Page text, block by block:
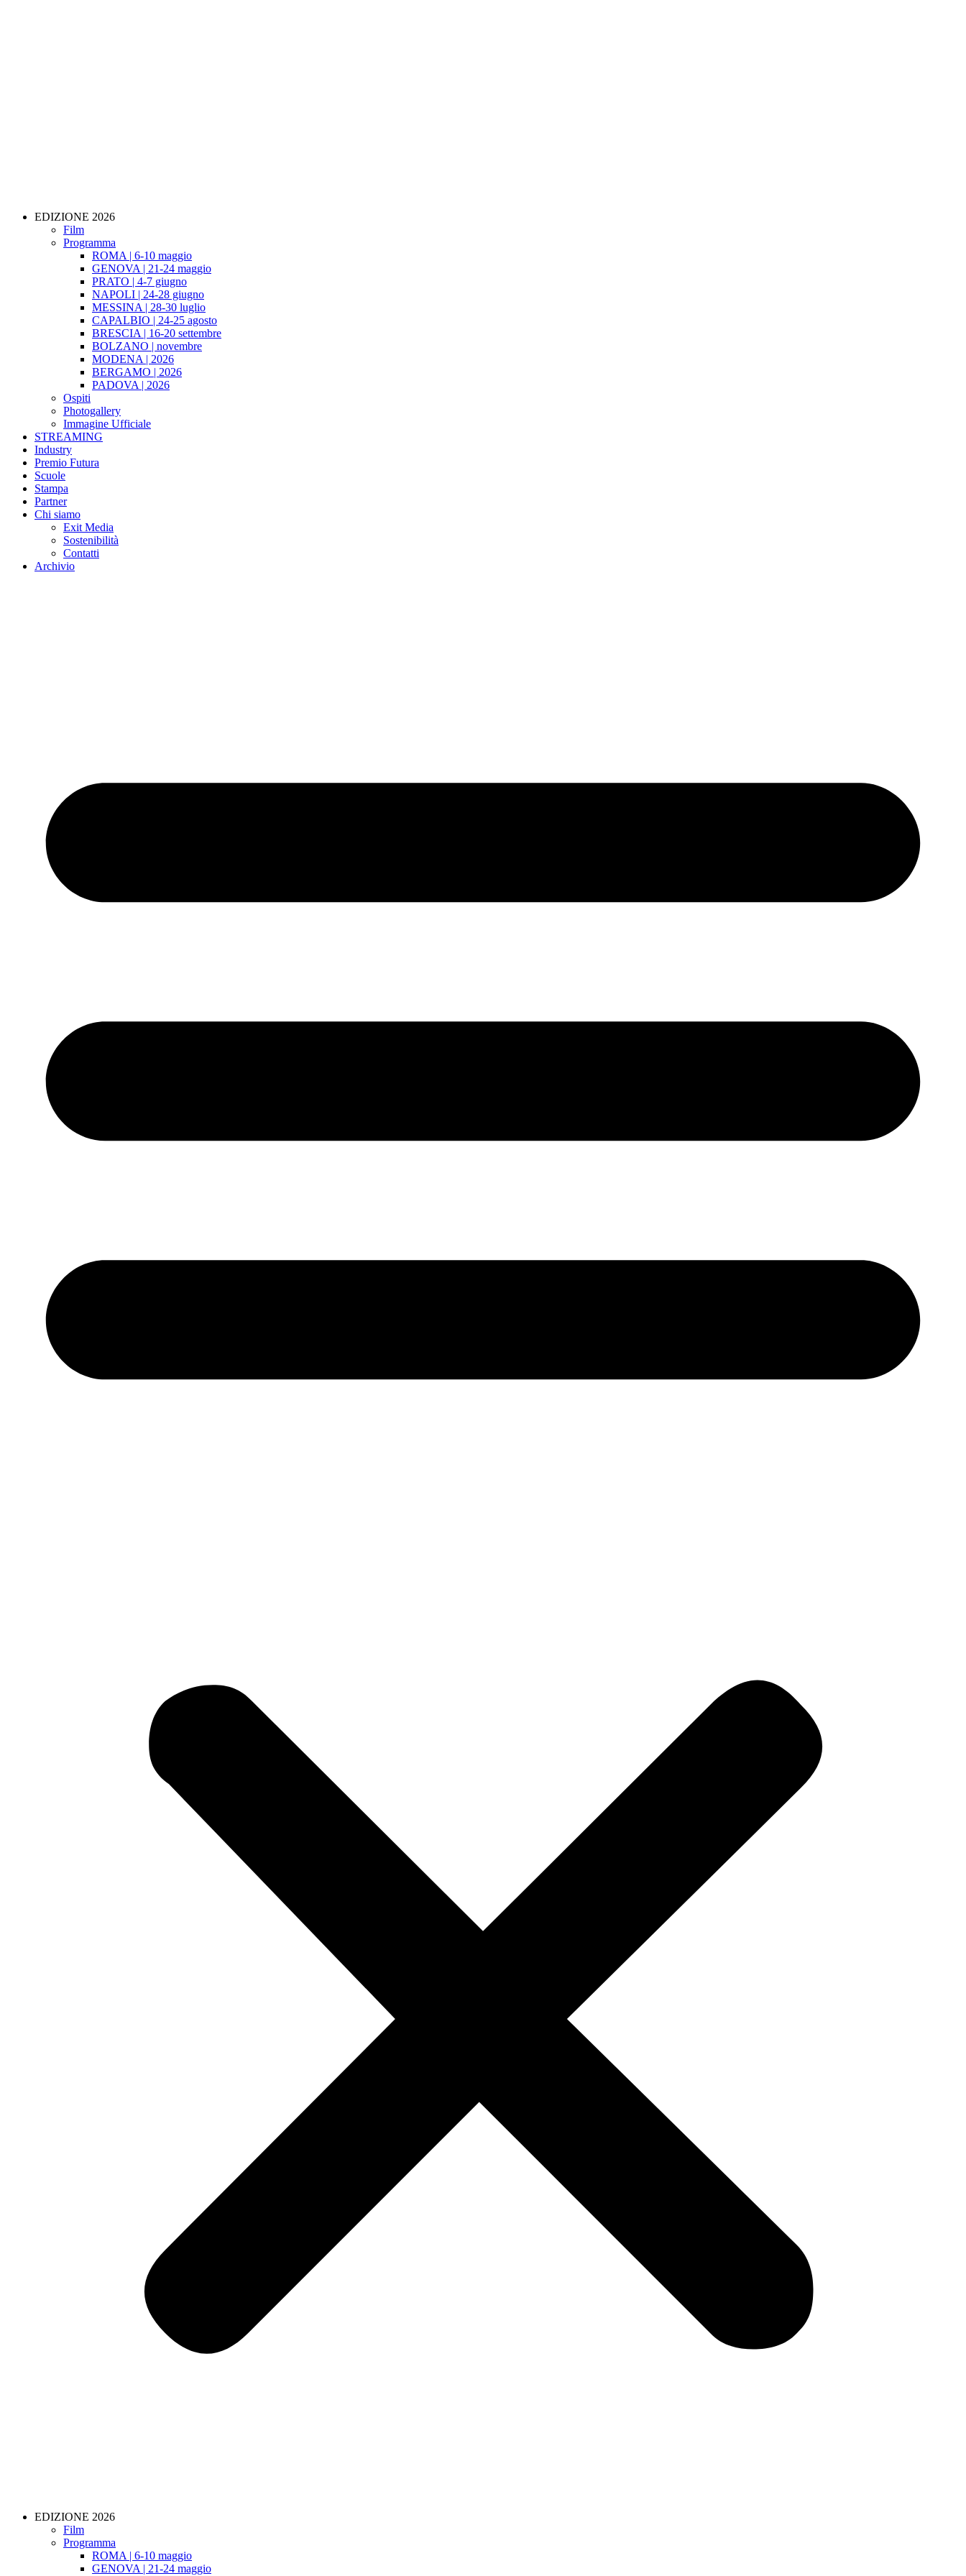
EDIZIONE 2026
Film
Programma
ROMA | 6-10 maggio
GENOVA | 21-24 maggio
PRATO | 4-7 giugno
NAPOLI | 24-28 giugno
MESSINA | 28-30 luglio
CAPALBIO | 24-25 agosto
BRESCIA | 16-20 settembre
BOLZANO | novembre
MODENA | 2026
BERGAMO | 2026
PADOVA | 2026
Ospiti
Photogallery
Immagine Ufficiale
STREAMING
Industry
Premio Futura
Scuole
Stampa
Partner
Chi siamo
Exit Media
Sostenibilità
Contatti
Archivio
EDIZIONE 2026
Film
Programma
ROMA | 6-10 maggio
GENOVA | 21-24 maggio